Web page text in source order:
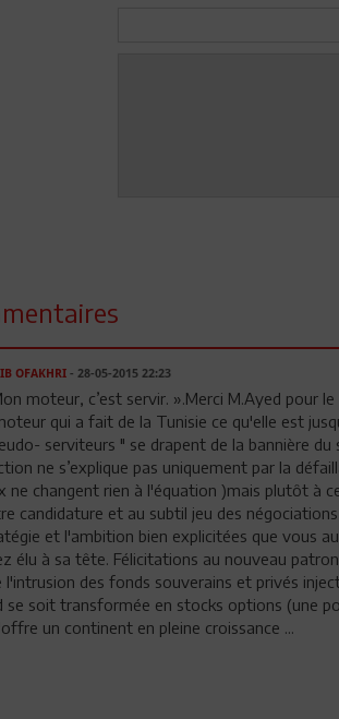
OFAKHRI- 28-05-2015 22:23
moteur, c’est servir. ».Merci M.Ayed pour
qui a fait de la Tunisie ce qu'elle est
serviteurs " se drapent de la bannière
ne s’explique pas uniquement par la
ne changent rien à l'équation )mais plutôt à
candidature et au subtil jeu des
et l'ambition bien explicitées que vous
élu à sa tête. Félicitations au nouveau
l'intrusion des fonds souverains et privés
se soit transformée en stocks options (une
un continent en pleine croissance ...